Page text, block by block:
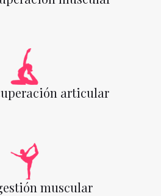
articular
muscular